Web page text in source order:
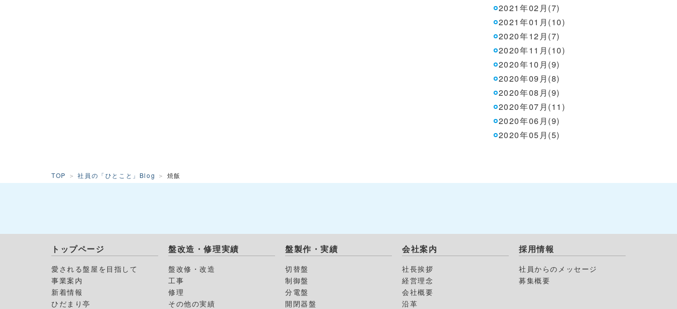
2021年02月(7)
2021年01月(10)
2020年12月(7)
2020年11月(10)
2020年10月(9)
2020年09月(8)
2020年08月(9)
2020年07月(11)
2020年06月(9)
2020年05月(5)
TOP 社員の「ひとこと」Blog 焼飯
トップページ
愛される盤屋を目指して
事業案内
新着情報
ひだまり亭
盤改造・修理実績
盤改修・改造
工事
修理
その他の実績
盤製作・実績
切替盤
制御盤
分電盤
開閉器盤
会社案内
社長挨拶
経営理念
会社概要
沿革
採用情報
社員からのメッセージ
募集概要